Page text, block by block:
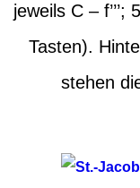
jeweils C –
Tasten).
stehen